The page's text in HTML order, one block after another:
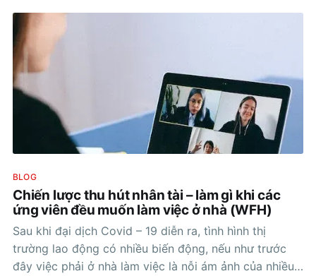
BLOG
Chiến lược thu hút nhân tài – làm gì khi các
ứng viên đều muốn làm việc ở nhà (WFH)
Sau khi đại dịch Covid – 19 diễn ra, tình hình thị
trường lao động có nhiều biến động, nếu như trước
đây việc phải ở nhà làm việc là nỗi ám ảnh của nhiều